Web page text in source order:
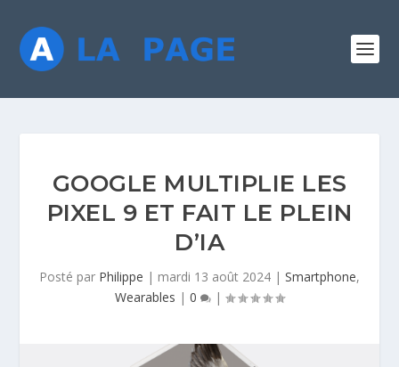
GOOGLE MULTIPLIE LES
PIXEL 9 ET FAIT LE PLEIN
D’IA
Posté par Philippe | mardi 13 août 2024 | Smartphone,
Wearables | 0 |